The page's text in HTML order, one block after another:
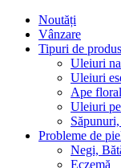
Noutăți
Vânzare
Tipuri de
Uleiuri
Uleiuri
Ape
Uleiuri
Probleme de
Negi,
Eczemă